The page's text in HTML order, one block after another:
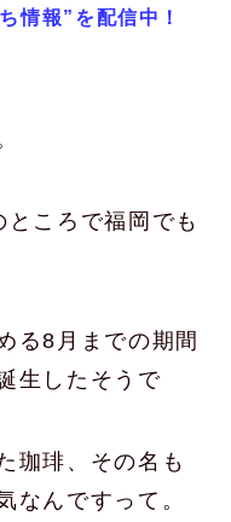
情報”を配信中！
ころで福岡でも
る8月までの期間
生したそうで
珈琲、その名も
なんですって。